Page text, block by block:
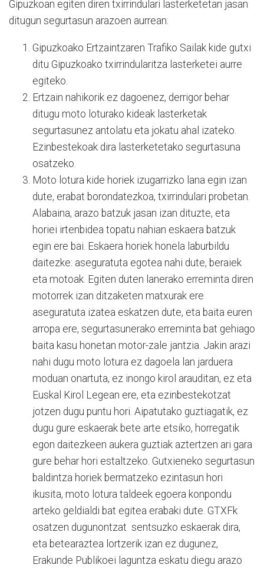
Gipuzkoan egiten diren txirrindulari lasterketetan jasan
ditugun segurtasun arazoen aurrean:
Gipuzkoako Ertzaintzaren Trafiko Sailak kide gutxi
ditu Gipuzkoako txirrindularitza lasterketei aurre
egiteko.
Ertzain nahikorik ez dagoenez, derrigor behar
ditugu moto loturako kideak lasterketak
segurtasunez antolatu eta jokatu ahal izateko.
Ezinbestekoak dira lasterketetako segurtasuna
osatzeko.
Moto lotura kide horiek izugarrizko lana egin izan
dute, erabat borondatezkoa, txirrindulari probetan.
Alabaina, arazo batzuk jasan izan dituzte, eta
horiei irtenbidea topatu nahian eskaera batzuk
egin ere bai. Eskaera horiek honela laburbildu
daitezke: aseguratuta egotea nahi dute, beraiek
eta motoak. Egiten duten lanerako erreminta diren
motorrek izan ditzaketen matxurak ere
aseguratuta izatea eskatzen dute, eta baita euren
arropa ere, segurtasunerako erreminta bat gehiago
baita kasu honetan motor-zale jantzia. Jakin arazi
nahi dugu moto lotura ez dagoela lan jarduera
moduan onartuta, ez inongo kirol arauditan, ez eta
Euskal Kirol Legean ere, eta ezinbestekotzat
jotzen dugu puntu hori. Aipatutako guztiagatik, ez
dugu gure eskaerak bete arte etsiko, horregatik
egon daitezkeen aukera guztiak aztertzen ari gara
gure behar hori estaltzeko. Gutxieneko segurtasun
baldintza horiek bermatzeko ezintasun hori
ikusita, moto lotura taldeek egoera konpondu
arteko geldialdi bat egitea erabaki dute. GTXFk
osatzen dugunontzat sentsuzko eskaerak dira,
eta betearaztea lortzerik izan ez dugunez,
Erakunde Publikoei laguntza eskatu diegu arazo